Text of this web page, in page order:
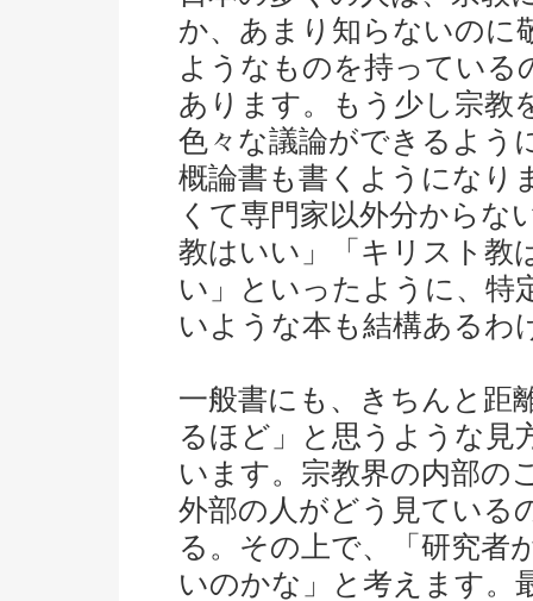
か、あまり知らないのに
ようなものを持っている
あります。もう少し宗教
色々な議論ができるよう
概論書も書くようになり
くて専門家以外分からな
教はいい」「キリスト教
い」といったように、特
いような本も結構あるわ
一般書にも、きちんと距
るほど」と思うような見
います。宗教界の内部の
外部の人がどう見ている
る。その上で、「研究者
いのかな」と考えます。